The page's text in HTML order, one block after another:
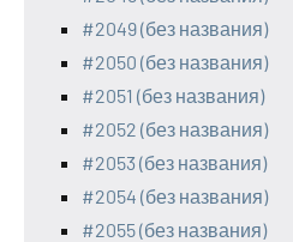
#2049 (без названия)
#2050 (без названия)
#2051 (без названия)
#2052 (без названия)
#2053 (без названия)
#2054 (без названия)
#2055 (без названия)